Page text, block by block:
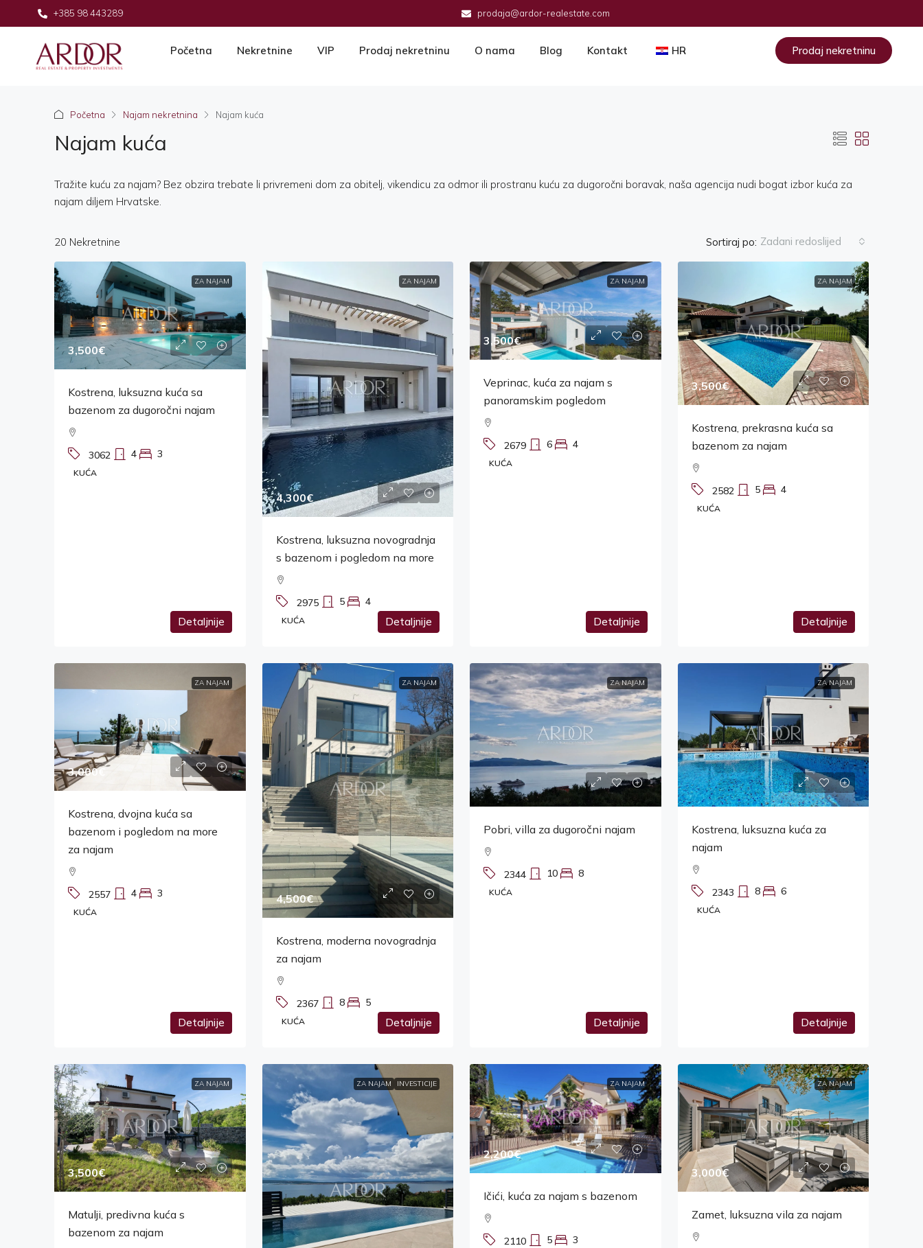
+385 98 443289 prodaja@ardor-realestate.com
Početna Nekretnine VIP Prodaj nekretninu O nama Blog Kontakt HR Prodaj nekretninu
Početna Najam nekretnina Najam kuća
Najam kuća
Tražite kuću za najam? Bez obzira trebate li privremeni dom za obitelj, vikendicu za odmor ili prostranu kuću za dugoročni boravak, naša agencija nudi bogat izbor kuća za
najam diljem Hrvatske.
20 Nekretnine Sortiraj po: Zadani redoslijed
ZA NAJAM
3,500€
Kostrena, luksuzna kuća sa
bazenom za dugoročni najam
3062 4 3
KUĆA
Detaljnije
ZA NAJAM
4,300€
Kostrena, luksuzna novogradnja
s bazenom i pogledom na more
2975 5 4
KUĆA Detaljnije
ZA NAJAM
3,500€
Veprinac, kuća za najam s
panoramskim pogledom
2679 6 4
KUĆA
Detaljnije
ZA NAJAM
3,500€
Kostrena, prekrasna kuća sa
bazenom za najam
2582 5 4
KUĆA
Detaljnije
ZA NAJAM
3,000€
Kostrena, dvojna kuća sa
bazenom i pogledom na more
za najam
2557 4 3
KUĆA
Detaljnije
ZA NAJAM
4,500€
Kostrena, moderna novogradnja
za najam
2367 8 5
KUĆA Detaljnije
ZA NAJAM
Pobri, villa za dugoročni najam
2344 10 8
KUĆA
Detaljnije
ZA NAJAM
Kostrena, luksuzna kuća za
najam
2343 8 6
KUĆA
Detaljnije
ZA NAJAM
3,500€
Matulji, predivna kuća s
bazenom za najam
ZA NAJAM INVESTICIJE ZA NAJAM
2,200€
Ičići, kuća za najam s bazenom
2110 5 3
ZA NAJAM
3,000€
Zamet, luksuzna vila za najam